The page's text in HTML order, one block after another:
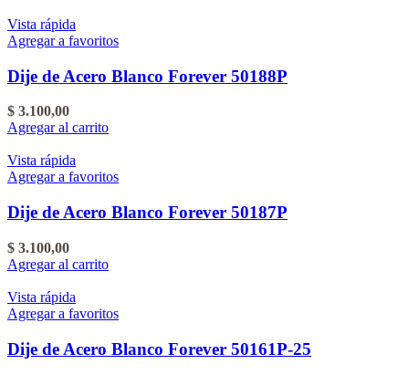
Vista rápida
Agregar a favoritos
Dije de Acero Blanco Forever 50188P
$ 3.100,00
Agregar al carrito
Vista rápida
Agregar a favoritos
Dije de Acero Blanco Forever 50187P
$ 3.100,00
Agregar al carrito
Vista rápida
Agregar a favoritos
Dije de Acero Blanco Forever 50161P-25